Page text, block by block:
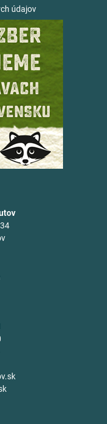
údajov